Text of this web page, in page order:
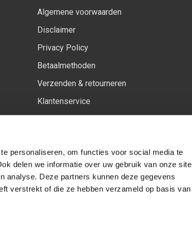
personaliseren, om functies voor social media te
delen we informatie over uw gebruik van onze site
analyse. Deze partners kunnen deze gegevens
verstrekt of die ze hebben verzameld op basis van
Algemene voorwaarden
Disclaimer
Privacy Policy
Betaalmethoden
Verzenden & retourneren
Klantenservice
ons op:
Facebook
YoutubeInstagram